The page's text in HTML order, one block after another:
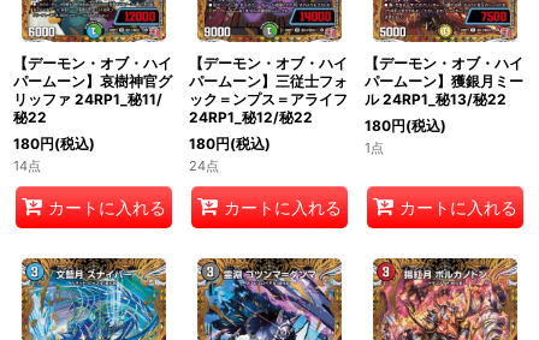
【デーモン・オブ・ハイ
パームーン】哀樹神官グ
リッファ 24RP1_秘11/
秘22
180円(税込)
14点
カートに入れる
【デーモン・オブ・ハイ
パームーン】三従士フォ
ック＝ンプス＝アライフ
24RP1_秘12/秘22
180円(税込)
24点
カートに入れる
【デーモン・オブ・ハイ
パームーン】獲銀月ミー
ル 24RP1_秘13/秘22
180円(税込)
1点
カートに入れる